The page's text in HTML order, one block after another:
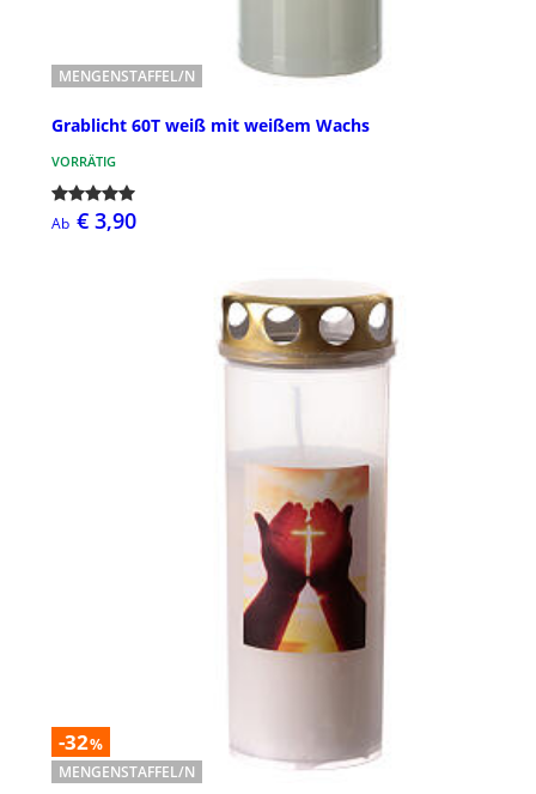
MENGENSTAFFEL/N
Grablicht 60T weiß mit weißem Wachs
VORRÄTIG
Ab € 3,90
-32%
MENGENSTAFFEL/N